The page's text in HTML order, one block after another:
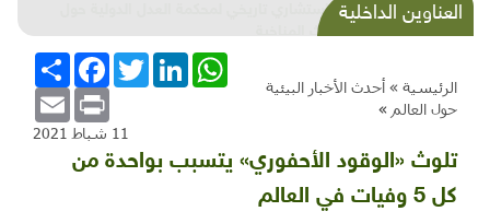
العناوين الداخليةشذرات بيئية وتنموية...بنية تحتية وحلويات قبيحة
وحاكورة ونوبل وزيتون و"سيباط"
الرئيسية » أحدث الأخبار البيئية
حول العالم »
انشر
FacebookTwitterLinkedInWhatsApp
Email Print
11 شباط 2021
تلوث «الوقود الأحفوري» يتسبب بواحدة من
كل 5 وفيات في العالم